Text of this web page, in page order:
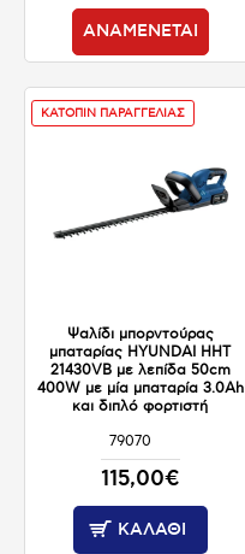
ΑΝΑΜΕΝΕΤΑΙ
ΚΑΤΟΠΙΝ ΠΑΡΑΓΓΕΛΙΑΣ
79070
Ψαλίδι μπορντούρας
μπαταρίας HYUNDAI HHT
21430VB με λεπίδα 50cm
400W με μία μπαταρία 3.0Ah
και διπλό φορτιστή
115,00€
ΚΑΛΆΘΙ